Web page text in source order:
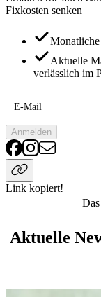
Fixkosten senken
Aktuelle
verlässlich im
E-Mail
Anmelden
Link kopiert!
Aktuelle